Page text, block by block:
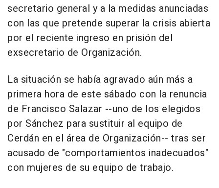
secretario general y a la medidas anunciadas
con las que pretende superar la crisis abierta
por el reciente ingreso en prisión del
exsecretario de Organización.
La situación se había agravado aún más a
primera hora de este sábado con la renuncia
de Francisco Salazar --uno de los elegidos
por Sánchez para sustituir al equipo de
Cerdán en el área de Organización-- tras ser
acusado de "comportamientos inadecuados"
con mujeres de su equipo de trabajo.